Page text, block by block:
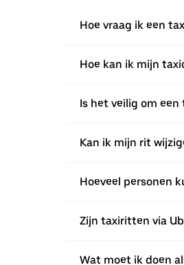
Hoe vraag ik een
Hoe kan ik mijn
Is het veilig om
Kan ik mijn rit
Hoeveel personen
Zijn taxiritten via
Wat moet ik doen